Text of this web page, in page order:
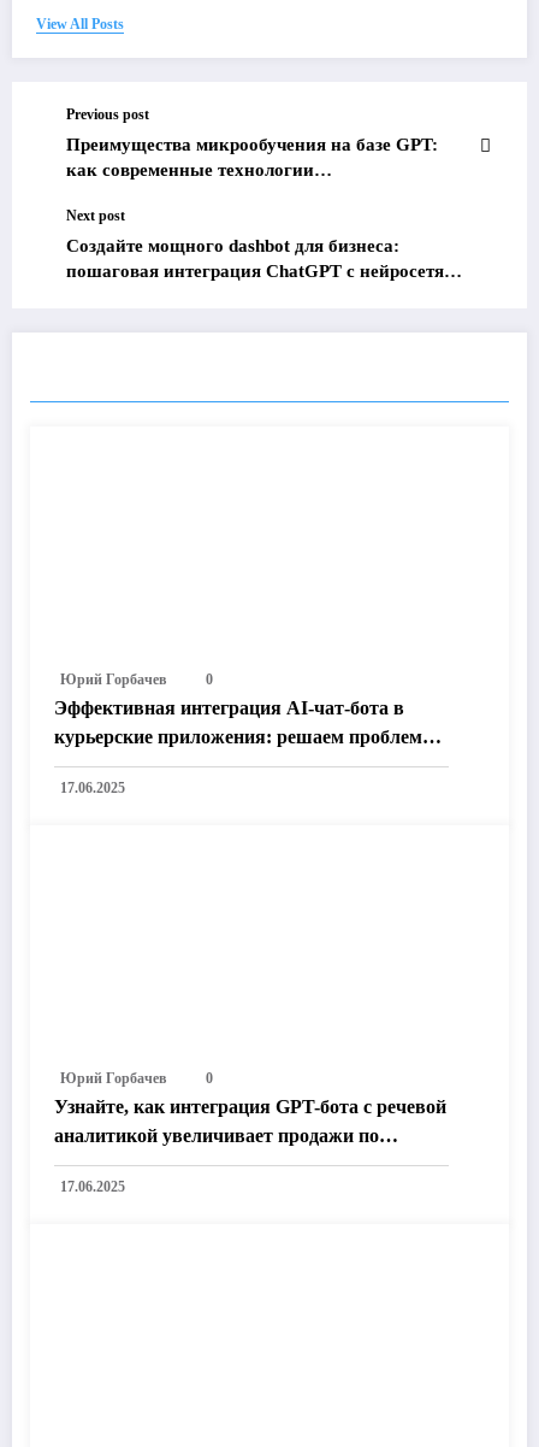
View All Posts
Previous post
Преимущества микрообучения на базе GPT:
как современные технологии
Next post
Создайте мощного dashbot для бизнеса:
пошаговая интеграция ChatGPT с нейросетями
Юрий Горбачев 0
Эффективная интеграция AI-чат-бота в
курьерские приложения: решаем проблемы
доставки и увеличиваем продуктивность
курьеров
17.06.2025
Юрий Горбачев 0
Узнайте, как интеграция GPT-бота с речевой
аналитикой увеличивает продажи по
телефону: 5 мощных преимуществ для
вашего бизнеса
17.06.2025